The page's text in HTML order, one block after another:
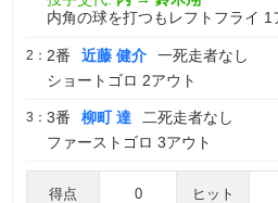
内角の球を打つもレフトフライ 1
2： 2番 近藤 健介
一死走者なし
ショートゴロ 2アウト
3： 3番 柳町 達
二死走者なし
ファーストゴロ 3アウト
得点 0 ヒット